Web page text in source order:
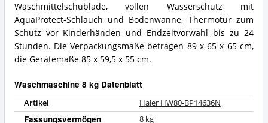
Waschmittelschublade, vollen Wasserschutz mit
AquaProtect-Schlauch und Bodenwanne, Thermotür zum
Schutz vor Kinderhänden und Endzeitvorwahl bis zu 24
Stunden. Die Verpackungsmaße betragen 89 x 65 x 65 cm,
die Gerätemaße 85 x 59,5 x 55 cm.
Waschmaschine 8 kg Datenblatt
Artikel Haier HW80-BP14636N
Fassungsvermögen 8 kg